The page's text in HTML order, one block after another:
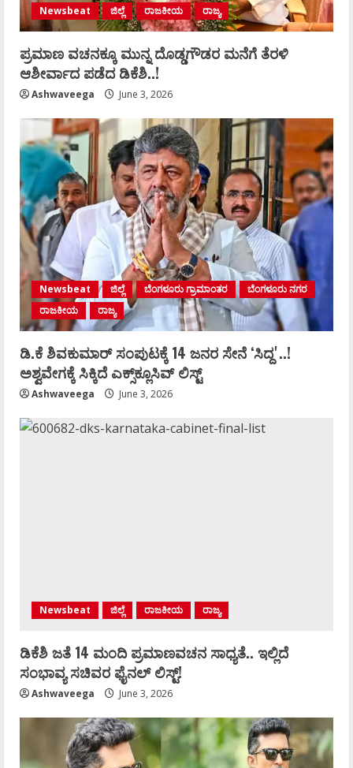
Newsbeat ಜಿಲ್ಲೆ ರಾಜಕೀಯ ರಾಜ್ಯ
ಪ್ರಮಾಣ ವಚನಕ್ಕೂ ಮುನ್ನ ದೊಡ್ಡಗೌಡರ ಮನೆಗೆ ತೆರಳಿ
ಆಶೀರ್ವಾದ ಪಡೆದ ಡಿಕೆಶಿ..!
Ashwaveega June 3, 2026
Newsbeat ಜಿಲ್ಲೆ ಬೆಂಗಳೂರು ಗ್ರಾಮಾಂತರ
ಬೆಂಗಳೂರು ನಗರ
ರಾಜಕೀಯ
ರಾಜ್ಯ
ಡಿ.ಕೆ ಶಿವಕುಮಾರ್‌ ಸಂಪುಟಕ್ಕೆ 14 ಜನರ ಸೇನೆ ʻಸಿದ್ದʼ..!
ಅಶ್ವವೇಗಕ್ಕೆ ಸಿಕ್ಕಿದೆ ಎಕ್ಸ್‌ಕ್ಲೂಸಿವ್‌ ಲಿಸ್ಟ್‌
Ashwaveega June 3, 2026
Newsbeat ಜಿಲ್ಲೆ ರಾಜಕೀಯ ರಾಜ್ಯ
ಡಿಕೆಶಿ ಜತೆ 14 ಮಂದಿ ಪ್ರಮಾಣವಚನ ಸಾಧ್ಯತೆ.. ಇಲ್ಲಿದೆ
ಸಂಭಾವ್ಯ ಸಚಿವರ ಫೈನಲ್ ಲಿಸ್ಟ್‌!
Ashwaveega June 3, 2026